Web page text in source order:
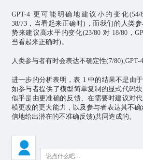
GPT-4 更可能明确地建议小的变化(54/
38/73，当看起来正确时)，而我们的人类
势来建议高水平的变化(23/80 对 18/80，
当看起来正确时)。
人类参与者有时会表达不确定性(7/80);GPT-4
进一步的分析表明，表 1 中的结果不是由
如参与者提供了模型简单复制的显式代码
似乎是由更准确的反馈、在需要时建议对
模更改的更大能力，以及参与者表达其不
信地给出潜在的不准确反馈)共同造成的。